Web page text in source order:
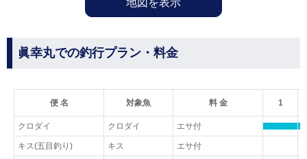
地図を表示
眞幸丸での釣行プラン・料金
便 名 対象魚 料 金 1
クロダイ クロダイ エサ付
キス(五目釣り) キス エサ付